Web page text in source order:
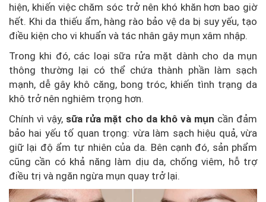
hiện, khiến việc chăm sóc trở nên khó khăn hơn bao giờ
hết. Khi da thiếu ẩm, hàng rào bảo vệ da bị suy yếu, tạo
điều kiện cho vi khuẩn và tác nhân gây mụn xâm nhập.
Trong khi đó, các loại sữa rửa mặt dành cho da mụn
thông thường lại có thể chứa thành phần làm sạch
mạnh, dễ gây khô căng, bong tróc, khiến tình trạng da
khô trở nên nghiêm trọng hơn.
Chính vì vậy, sữa rửa mặt cho da khô và mụn cần đảm
bảo hai yếu tố quan trọng: vừa làm sạch hiệu quả, vừa
giữ lại độ ẩm tự nhiên của da. Bên cạnh đó, sản phẩm
cũng cần có khả năng làm dịu da, chống viêm, hỗ trợ
điều trị và ngăn ngừa mụn quay trở lại.